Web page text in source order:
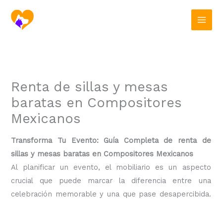
contenido
Renta de sillas y mesas
baratas en Compositores
Mexicanos
Transforma Tu Evento: Guía Completa de renta de
sillas y mesas baratas en Compositores Mexicanos
Al planificar un evento, el mobiliario es un aspecto
crucial que puede marcar la diferencia entre una
celebración memorable y una que pase desapercibida.